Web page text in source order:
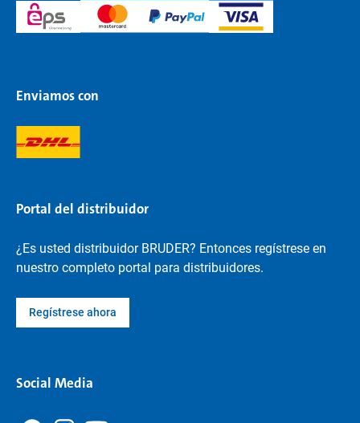
Enviamos con
Portal del distribuidor
¿Es usted distribuidor BRUDER? Entonces regístrese en
nuestro completo portal para distribuidores.
Regístrese ahora
Social Media